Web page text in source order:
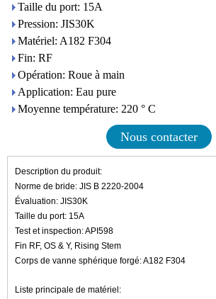
Taille du port: 15A
Pression: JIS30K
Matériel: A182 F304
Fin: RF
Opération: Roue à main
Application: Eau pure
Moyenne température: 220 ° C
Nous contacter
Description du produit:
Norme de bride: JIS B 2220-2004
Évaluation: JIS30K
Taille du port: 15A
Test et inspection: API598
Fin RF, OS & Y, Rising Stem
Corps de vanne sphérique forgé: A182 F304
Liste principale de matériel: